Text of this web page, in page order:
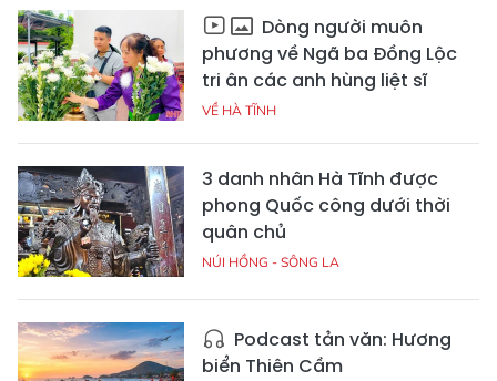
Dòng người muôn
phương về Ngã ba Đồng Lộc
tri ân các anh hùng liệt sĩ
VỀ HÀ TĨNH
3 danh nhân Hà Tĩnh được
phong Quốc công dưới thời
quân chủ
NÚI HỒNG - SÔNG LA
Podcast tản văn: Hương
biển Thiên Cầm